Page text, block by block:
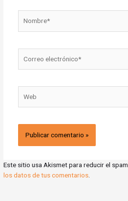
electrónico*
Este sitio usa Akismet para reducir el spam.
los datos de tus comentarios